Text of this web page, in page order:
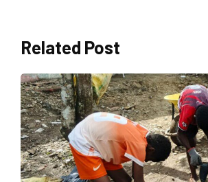
Related Post